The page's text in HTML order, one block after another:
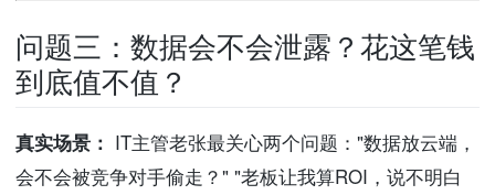
问题三：数据会不会泄露？花这笔钱
到底值不值？
真实场景： IT主管老张最关心两个问题："数据放云端，
会不会被竞争对手偷走？" "老板让我算ROI，说不明白